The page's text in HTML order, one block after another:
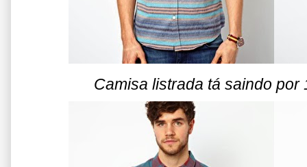
Camisa listrada tá saindo